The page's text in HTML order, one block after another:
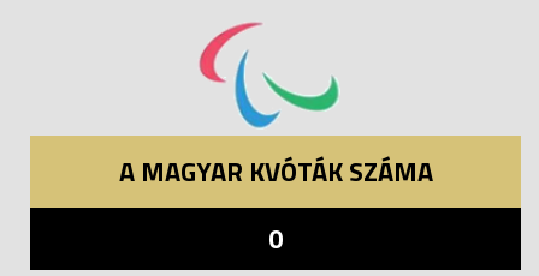
A MAGYAR KVÓTÁK SZÁMA
0